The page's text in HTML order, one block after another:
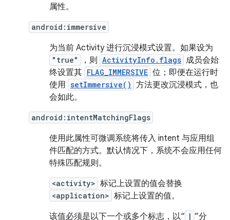
属性。
android:immersive
为当前 Activity 进行沉浸模式设置。如果设为
"true" ，则 ActivityInfo.flags 成员会始
终设置其 FLAG_IMMERSIVE 位；即便在运行时
使用 setImmersive() 方法更改沉浸模式，也
会如此。
android:intentMatchingFlags
使用此属性可微调系统将传入 intent 与应用组
件匹配的方式。默认情况下，系统不会应用任何
特殊匹配规则。
<activity> 标记上设置的值会替换
<application> 标记上设置的值。
该值必须是以下一个或多个标志，以“ | ”分